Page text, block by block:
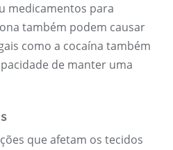
medicamentos para
também podem causar
como a cocaína também
de manter uma
que afetam os tecidos